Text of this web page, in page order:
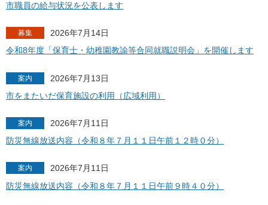
市職員の給与状況を公表します
募集
2026年7月14日
令和8年度「保育士・幼稚園教諭等合同就職説明会」を開催します
案内
2026年7月13日
市をまたいだ保育施設の利用（広域利用）
案内
2026年7月11日
防災無線放送内容（令和８年７月１１日午前１２時０分）
案内
2026年7月11日
防災無線放送内容（令和８年７月１１日午前９時４０分）